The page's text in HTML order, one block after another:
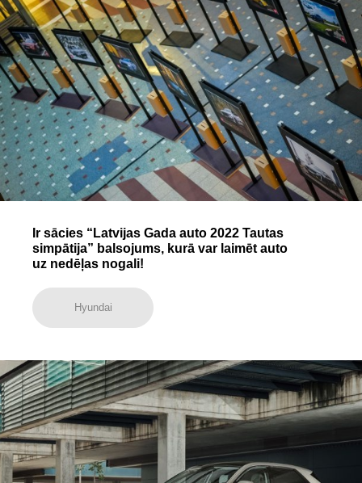
Ir sācies “Latvijas Gada auto 2022 Tautas
simpātija” balsojums, kurā var laimēt auto
uz nedēļas nogali!
Hyundai